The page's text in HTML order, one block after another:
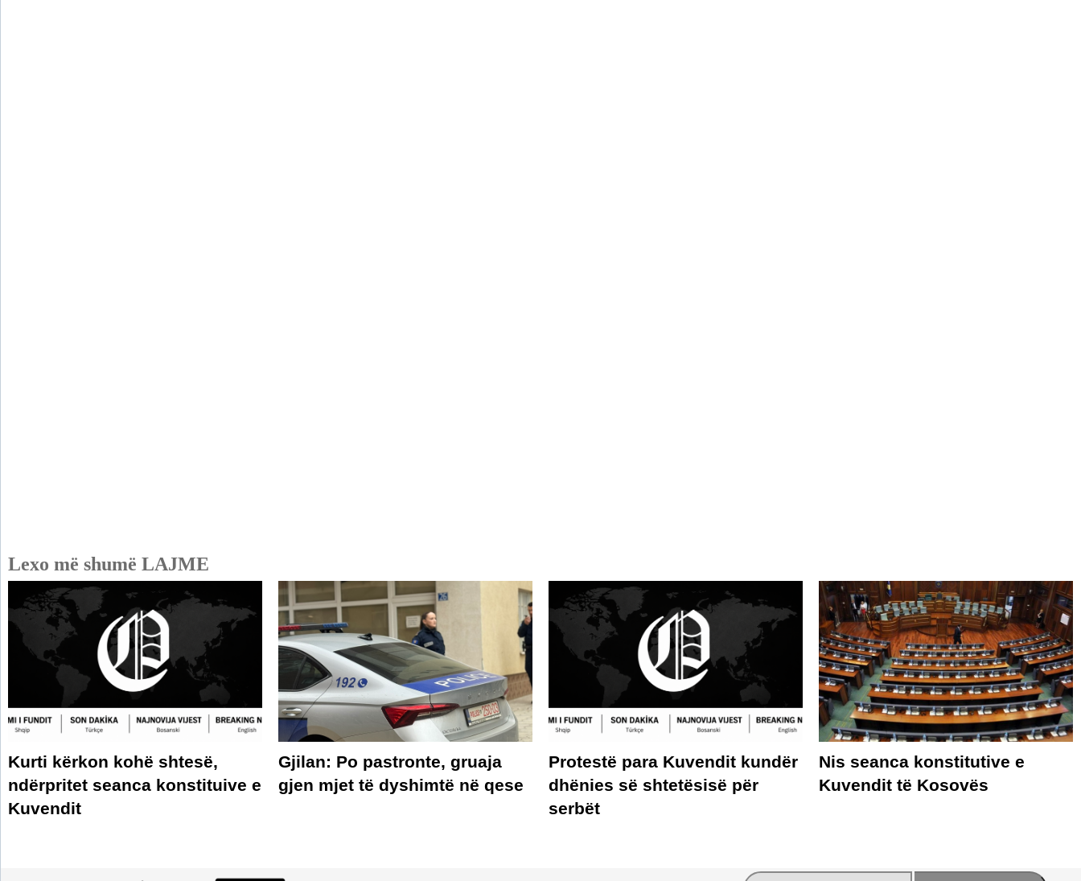
Lexo më shumë LAJME
Kurti kërkon kohë shtesë,
ndërpritet seanca konstituive e
Kuvendit
Gjilan: Po pastronte, gruaja
gjen mjet të dyshimtë në qese
Protestë para Kuvendit kundër
dhënies së shtetësisë për
serbët
Nis seanca konstitutive e
Kuvendit të Kosovës